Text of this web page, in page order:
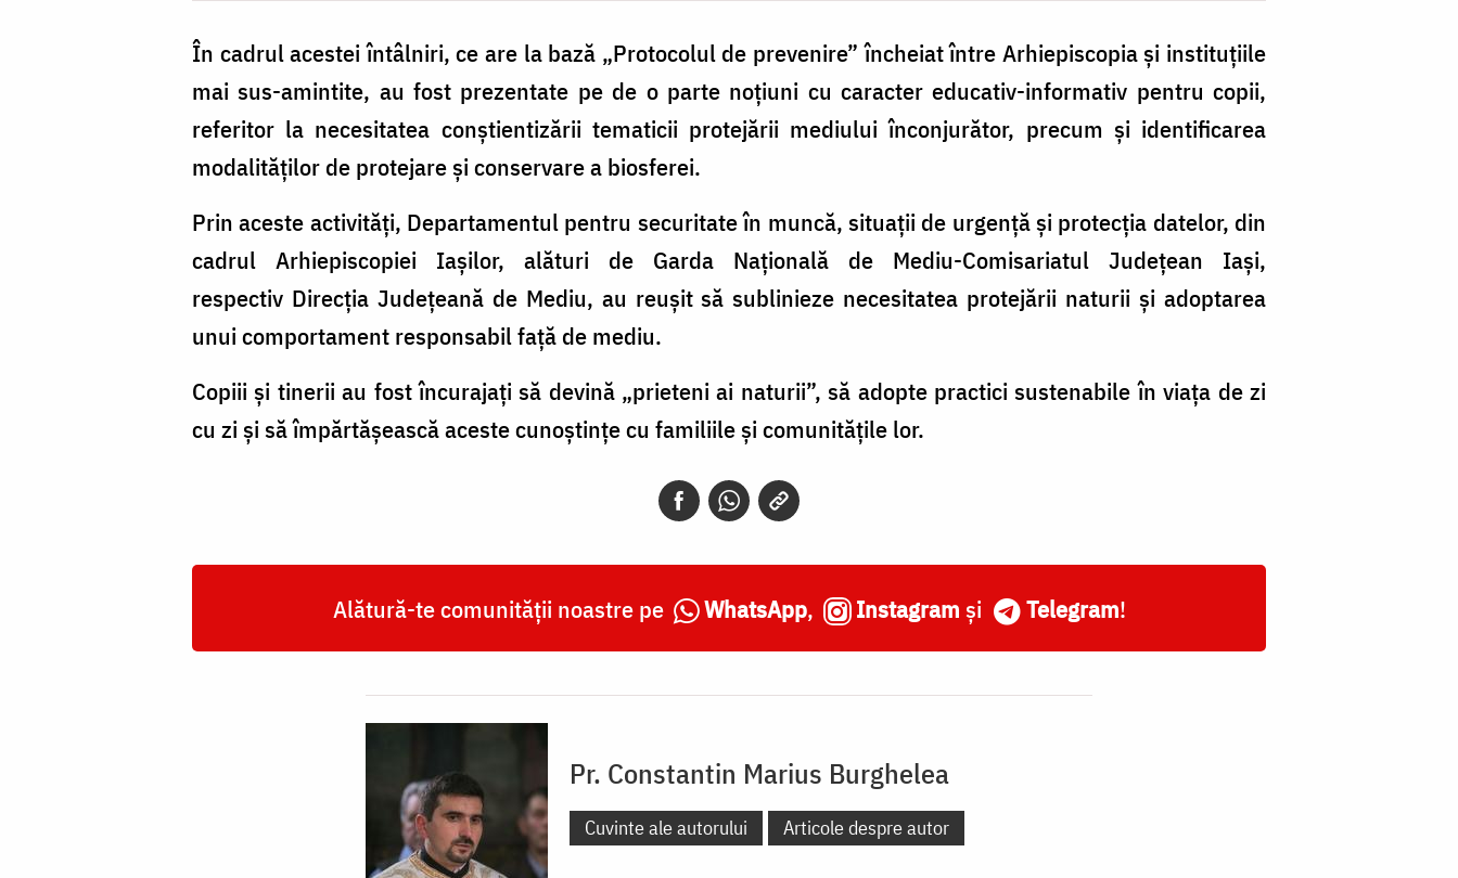
În cadrul acestei întâlniri, ce are la bază „Protocolul de prevenire” încheiat între Arhiepiscopia și instituțiile
mai sus-amintite, au fost prezentate pe de o parte noțiuni cu caracter educativ-informativ pentru copii,
referitor la necesitatea conştientizării tematicii protejării mediului înconjurător, precum și identificarea
modalităților de protejare și conservare a biosferei.
Prin aceste activități, Departamentul pentru securitate în muncă, situații de urgență și protecția datelor, din
cadrul Arhiepiscopiei Iașilor, alături de Garda Națională de Mediu-Comisariatul Județean Iași,
respectiv Direcția Județeană de Mediu, au reușit să sublinieze necesitatea protejării naturii și adoptarea
unui comportament responsabil față de mediu.
Copiii și tinerii au fost încurajați să devină „prieteni ai naturii”, să adopte practici sustenabile în viața de zi
cu zi și să împărtășească aceste cunoștințe cu familiile și comunitățile lor.
Alătură-te comunității noastre pe WhatsApp, Instagram și Telegram!
Pr. Constantin Marius Burghelea
Cuvinte ale autorului Articole despre autor